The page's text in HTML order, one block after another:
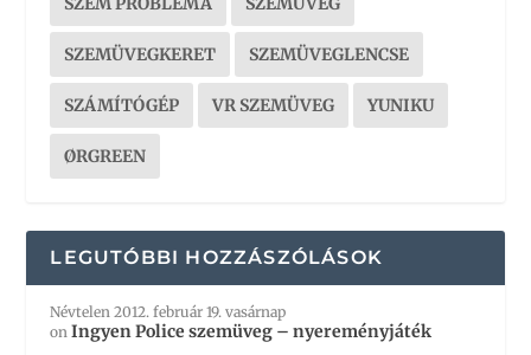
SZEMÜVEGKERET SZEMÜVEGLENCSE
SZÁMÍTÓGÉP VR SZEMÜVEG YUNIKU
ØRGREEN
LEGUTÓBBI HOZZÁSZÓLÁSOK
Névtelen 2012. február 19. vasárnap
onIngyen Police szemüveg – nyereményjáték